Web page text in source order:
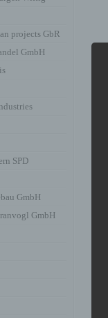
projects GbR
GmbH
SPD
GmbH
GmbH